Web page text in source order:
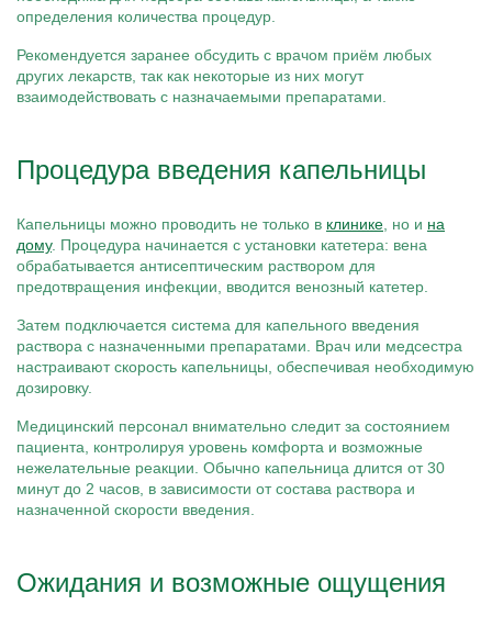
определения количества процедур.
Рекомендуется заранее обсудить с врачом приём любых
других лекарств, так как некоторые из них могут
взаимодействовать с назначаемыми препаратами.
Процедура введения капельницы
Капельницы можно проводить не только в клинике , но и на
дому. Процедура начинается с установки катетера: вена
обрабатывается антисептическим раствором для
предотвращения инфекции, вводится венозный катетер.
Затем подключается система для капельного введения
раствора с назначенными препаратами. Врач или медсестра
настраивают скорость капельницы, обеспечивая необходимую
дозировку.
Медицинский персонал внимательно следит за состоянием
пациента, контролируя уровень комфорта и возможные
нежелательные реакции. Обычно капельница длится от 30
минут до 2 часов, в зависимости от состава раствора и
назначенной скорости введения.
Ожидания и возможные ощущения